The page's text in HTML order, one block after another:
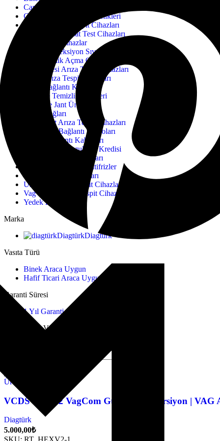
Cam Suları & Temizleyiciler
Cihaz Kredileri ve Abonelikleri
Duman Kaçak Tespit Cihazları
Elektrik ve Tesisat Test Cihazları
Endüstriyel Cihazlar
Fren ve Direksiyon Sıvıları
Gizli Özellik Açma Cihazları
İş Makinesi Arıza Tespit Cihazları
JDiag Arıza Tespit Cihazları
JDiag Bağlantı Kabloları
Katkı ve Temizlik Ürünleri
Lastik ve Jant Ürünleri
Motor Yağları
Motosiklet Arıza Tespit Cihazları
Motosiklet Bağlantı Kabloları
OBD2 Bağlantı Kabloları
OBDEleven Uygulama Kredisi
Senkronizasyon Cihazları
Soğutma Sıvıları & Antifrizler
Test ve Ölçüm Cihazları
Universal Arıza Tespit Cihazları
Vag Grubu Arıza Tespit Cihazları
Yedek Parça
Marka
DiagtürkDiagtürk
Vasıta Türü
Binek Araca Uygun
Hafif Ticari Araca Uygun
Garanti Süresi
1 Yıl Garanti
VCDS Hex-V2 VagCom
Ürünü Favorilere Ekle
VCDS Hex-V2 VagCom Güncellenir Versiyon | VAG
Diagtürk
5.000,00₺